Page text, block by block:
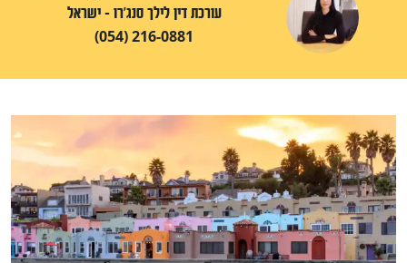
עורכת דין לילך סנג'רו - ישראל
(054) 216-0881